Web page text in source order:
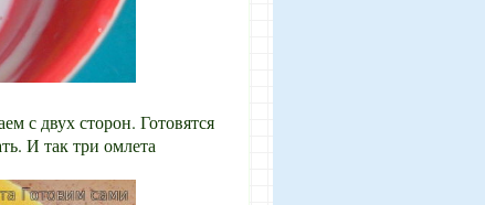
с двух сторон. Готовятся
И так три омлета